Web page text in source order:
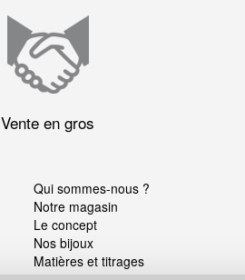
Vente en gros
Qui sommes-nous ?
Notre magasin
Le concept
Nos bijoux
Matières et titrages